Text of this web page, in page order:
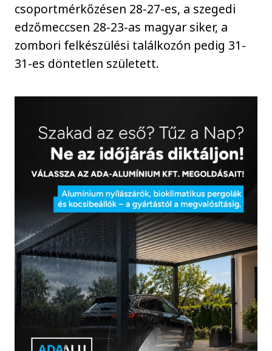
csoportmérkőzésen 28-27-es, a szegedi
edzőmeccsen 28-23-as magyar siker, a
zombori felkészülési találkozón pedig 31-
31-es döntetlen született.